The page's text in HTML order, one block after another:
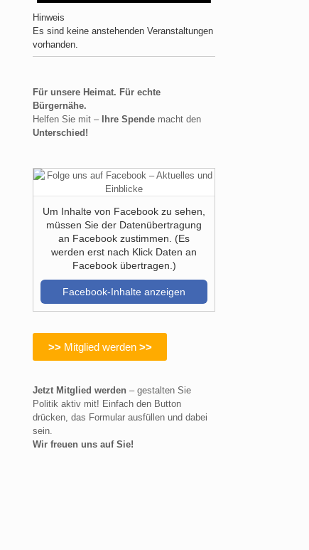
Hinweis
Es sind keine anstehenden Veranstaltungen
vorhanden.
Für unsere Heimat. Für echte
Bürgernähe.
Helfen Sie mit – Ihre Spende macht den
Unterschied!
Um Inhalte von Facebook zu sehen,
müssen Sie der Datenübertragung
an Facebook zustimmen. (Es
werden erst nach Klick Daten an
Facebook übertragen.)
Facebook-Inhalte anzeigen
>> Mitglied werden >>
Jetzt Mitglied werden – gestalten Sie
Politik aktiv mit! Einfach den Button
drücken, das Formular ausfüllen und dabei
sein.
Wir freuen uns auf Sie!